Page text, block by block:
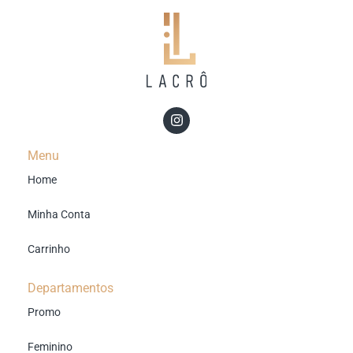
Menu
Home
Minha Conta
Carrinho
Departamentos
Promo
Feminino